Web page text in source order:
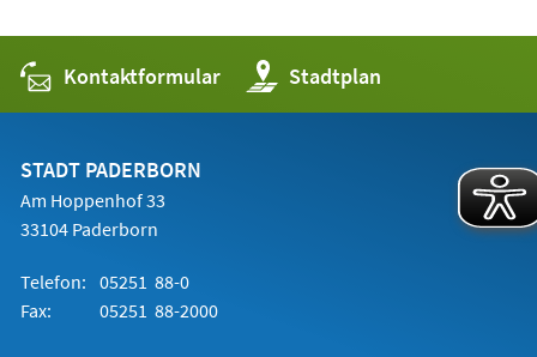
Kontaktformular Stadtplan
(Öffnet
in
einem
STADT PADERBORN
Am Hoppenhof 33
33104 Paderborn
Telefon: 05251 88-0
Fax:
05251 88-2000